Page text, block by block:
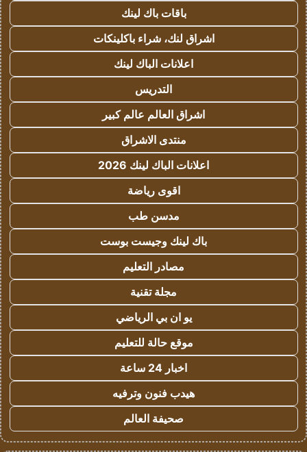
باقات باك لينك
اشراق لنك، شراء باكلينكات
اعلانات الباك لينك
التدريس
اشراق العالم عالم كبير
منتدى الاشراق
اعلانات الباك لينك 2026
اقوى رياضة
مدسن طب
باك لينك وجيست بوست
مصادر التعليم
مجلة تقنية
يو ان بي الرياضي
موقع حالة للتعليم
اخبار 24 ساعة
هيدب فنون وترفيه
صحيفة العالم